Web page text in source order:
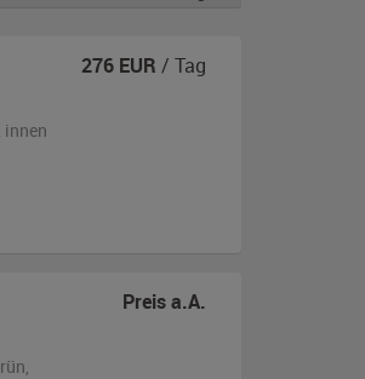
innen
276 EUR / Tag
,
Preis a.A.